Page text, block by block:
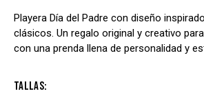
Playera Día del Padre con diseño
clásicos. Un regalo original y creativo
con una prenda llena de personalidad y
Tallas